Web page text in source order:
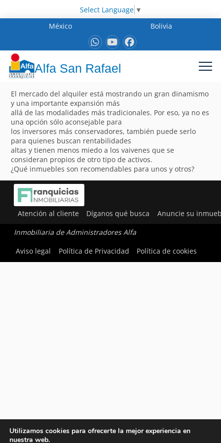
Select Language ▼
México
Bolivia
Alfa San Rafael
El mercado del alquiler está mostrando un gran dinamismo
y una importante expansión más
allá de las modalidades más tradicionales. Por eso, ya no es
una opción sólo aconsejable para
los inversores más conservadores, también puede serlo
para quienes buscan rentabilidades
altas y tienen menos miedo a los vaivenes que se
consideran propios de otro tipo de activos.
¿Qué inmuebles son recomendables para unos y otros?
Atención al cliente Díganos qué busca Anuncie su
Inmobiliaria de Administradores Alfa
Aviso legal
Política de Privacidad Política de cookies
Utilizamos cookies para ofrecerte la mejor experiencia en
nuestra web.